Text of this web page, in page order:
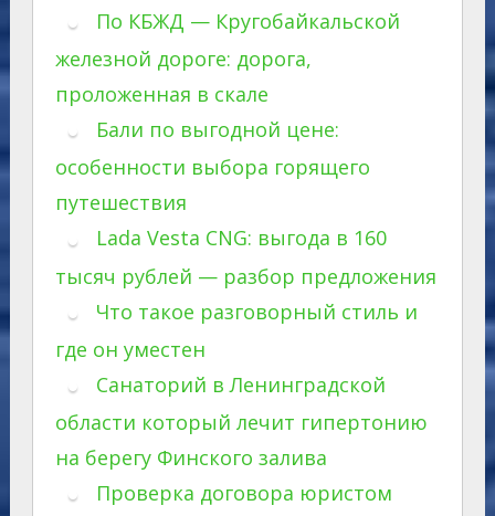
По КБЖД — Кругобайкальской
железной дороге: дорога,
проложенная в скале
Бали по выгодной цене:
особенности выбора горящего
путешествия
Lada Vesta CNG: выгода в 160
тысяч рублей — разбор предложения
Что такое разговорный стиль и
где он уместен
Санаторий в Ленинградской
области который лечит гипертонию
на берегу Финского залива
Проверка договора юристом